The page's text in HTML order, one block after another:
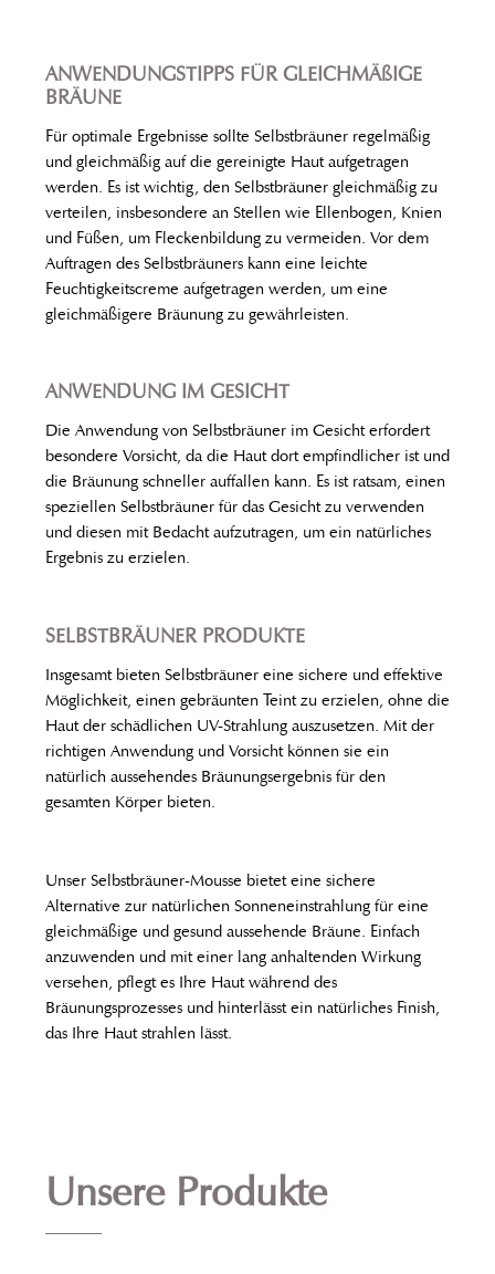
ANWENDUNGSTIPPS FÜR GLEICHMÄßIGE
BRÄUNE
Für optimale Ergebnisse sollte Selbstbräuner regelmäßig
und gleichmäßig auf die gereinigte Haut aufgetragen
werden. Es ist wichtig, den Selbstbräuner gleichmäßig zu
verteilen, insbesondere an Stellen wie Ellenbogen, Knien
und Füßen, um Fleckenbildung zu vermeiden. Vor dem
Auftragen des Selbstbräuners kann eine leichte
Feuchtigkeitscreme aufgetragen werden, um eine
gleichmäßigere Bräunung zu gewährleisten.
ANWENDUNG IM GESICHT
Die Anwendung von Selbstbräuner im Gesicht erfordert
besondere Vorsicht, da die Haut dort empfindlicher ist und
die Bräunung schneller auffallen kann. Es ist ratsam, einen
speziellen Selbstbräuner für das Gesicht zu verwenden
und diesen mit Bedacht aufzutragen, um ein natürliches
Ergebnis zu erzielen.
SELBSTBRÄUNER PRODUKTE
Insgesamt bieten Selbstbräuner eine sichere und effektive
Möglichkeit, einen gebräunten Teint zu erzielen, ohne die
Haut der schädlichen UV-Strahlung auszusetzen. Mit der
richtigen Anwendung und Vorsicht können sie ein
natürlich aussehendes Bräunungsergebnis für den
gesamten Körper bieten.
Unser Selbstbräuner-Mousse bietet eine sichere
Alternative zur natürlichen Sonneneinstrahlung für eine
gleichmäßige und gesund aussehende Bräune. Einfach
anzuwenden und mit einer lang anhaltenden Wirkung
versehen, pflegt es Ihre Haut während des
Bräunungsprozesses und hinterlässt ein natürliches Finish,
das Ihre Haut strahlen lässt.
Unsere Produkte